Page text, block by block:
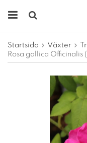
Startsida Växter
Rosa gallica